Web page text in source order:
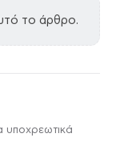
το άρθρο.
υποχρεωτικά